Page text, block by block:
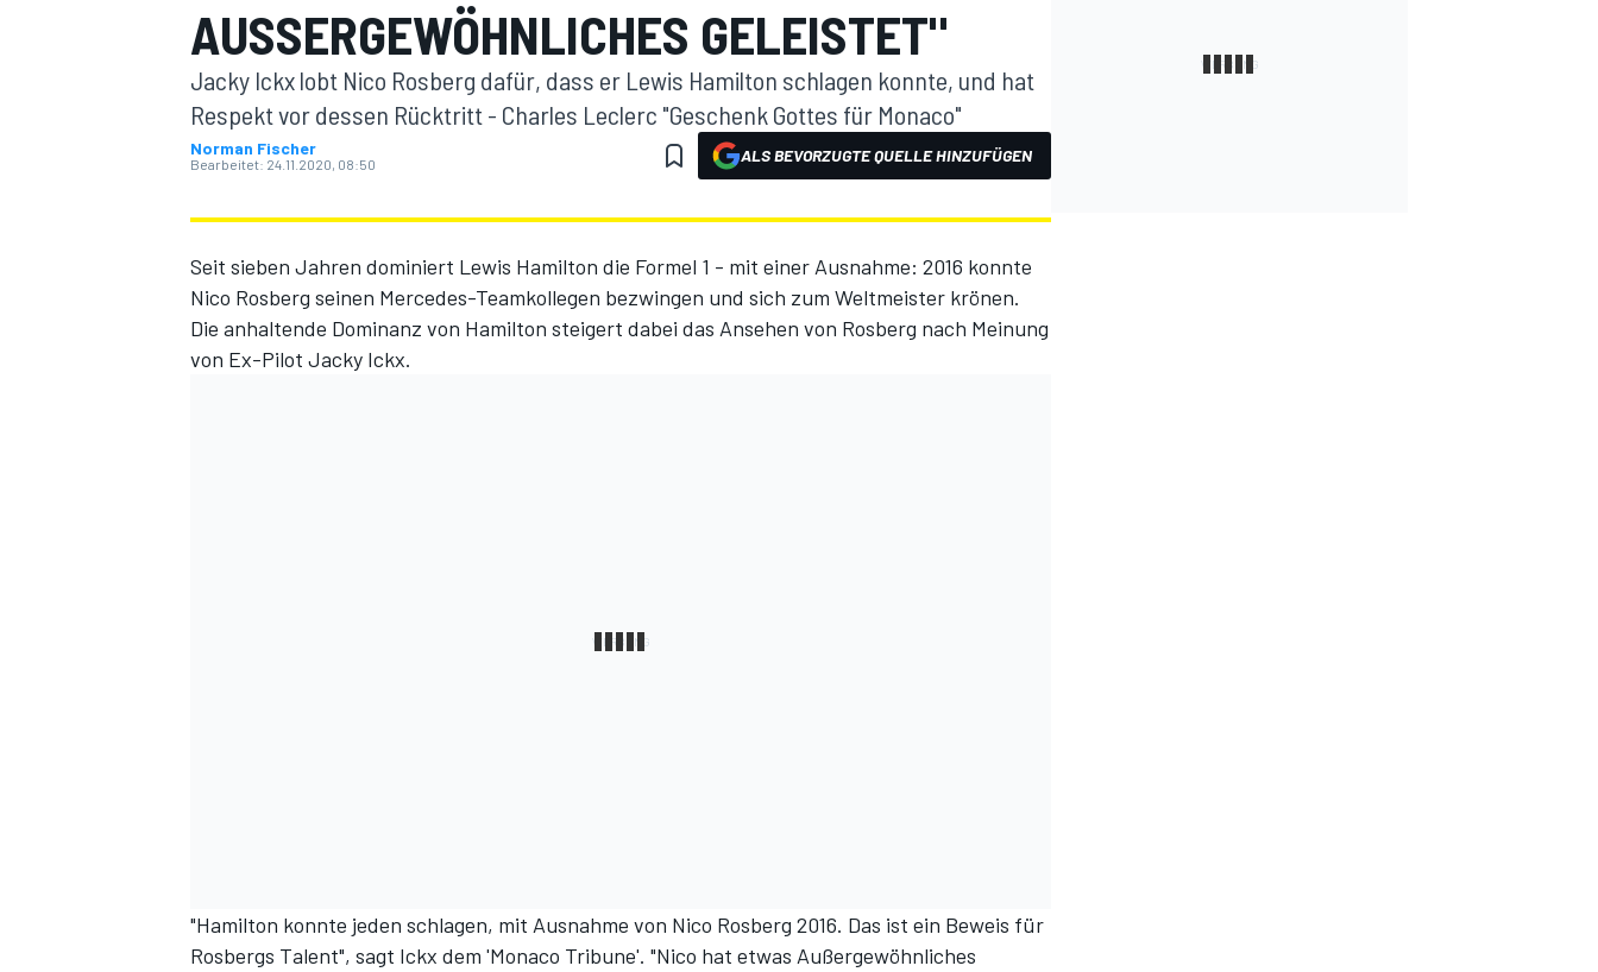
AUSSERGEWÖHNLICHES GELEISTET"
Jacky Ickx lobt Nico Rosberg dafür, dass er Lewis Hamilton schlagen konnte, und hat
Respekt vor dessen Rücktritt - Charles Leclerc "Geschenk Gottes für Monaco"
Norman Fischer
Bearbeitet: 24.11.2020, 08:50 ALS BEVORZUGTE QUELLE HINZUFÜGEN
Seit sieben Jahren dominiert Lewis Hamilton die Formel 1 - mit einer Ausnahme: 2016 konnte
Nico Rosberg seinen Mercedes-Teamkollegen bezwingen und sich zum Weltmeister krönen.
Die anhaltende Dominanz von Hamilton steigert dabei das Ansehen von Rosberg nach Meinung
von Ex-Pilot Jacky Ickx.
"Hamilton konnte jeden schlagen, mit Ausnahme von Nico Rosberg 2016. Das ist ein Beweis für
Rosbergs Talent", sagt Ickx dem 'Monaco Tribune'. "Nico hat etwas Außergewöhnliches